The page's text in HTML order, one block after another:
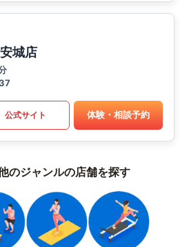
城店
公式サイト 体験・相談予約
のジャンルの店舗を探す